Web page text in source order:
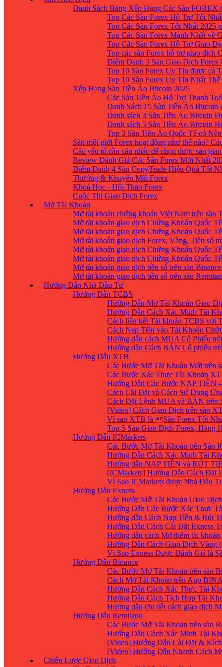
Danh Sách Bảng Xếp Hạng Các Sàn FOREX
Top Các Sàn Forex Hỗ Trợ Tốt
Top Các Sàn Forex Tốt Nhất 2025
Top Các Sàn Forex Mạnh Nhất về
Top Các Sàn Forex Hỗ Trợ Giao
Top các sàn Forex hỗ trợ giao
Điểm Danh 3 Sàn Giao Dịch
Top 10 Sàn Forex Uy Tín được cả
Top 10 Sàn Forex Uy Tín Nhất
Xếp Hạng Sàn Tiền Ảo Bitcoin 2025
Các Sàn Tiền Ảo Hỗ Trợ Thanh
Danh Sách 15 Sàn Tiền Ảo Bitcoin
Danh sách 3 Sàn Tiền Ảo Bitcoin
Danh sách 5 Sàn Tiền Ảo Bitcoin
Top 3 Sàn Tiền Ảo Quốc Tế có
Sàn môi giới Forex hoạt động như thế nào?
Các yếu tố cần cân nhắc để chọn được sàn
Review Đánh Giá Các Sàn Forex Mới Nhất
Điểm Danh 4 Sàn CopyTrade Hiệu Quả Tốt
Thưởng & Khuyến Mãi Forex
Khoá Học - Hội Thảo Forex
Cuộc Thi Giao Dịch Forex
Mở Tài Khoản
Mở tài khoản chứng khoán Việt Nam trên sàn
Mở tài khoản giao dịch Chứng Khoán Quốc
Mở tài khoản giao dịch Chứng Khoán Quốc
Mở tài khoản giao dịch Forex, Vàng, Tiền số
Mở tài khoản giao dịch Chứng Khoán Quốc
Mở tài khoản giao dịch Chứng Khoán Quốc
Mở tài khoản giao dịch tiền số trên sàn
Mở tài khoản giao dịch tiền số trên sàn
Hướng Dẫn Nhà Đầu Tư
Hướng Dẫn TCBS
Hướng Dẫn Mở Tài Khoản Giao
Hướng Dẫn Cách Xác Minh Tài
Cách liên kết Tài khoản TCBS với
Cách Nạp Tiền vào Tài Khoản
Hướng dẫn cách MUA Cổ Phiếu
Hướng dẫn Cách BÁN Cổ phiếu
Hướng Dẫn XTB
Các Bước Mở Tài Khoản Mới trên
Các Bước Xác Thực Tài Khoản
Hướng Dẫn Các Bước NẠP TIỀN
Cách Cài Đặt và Cách Sử Dụng
Cách Đặt Lệnh MUA và BÁN trên
[Video] Cách Giao Dịch trên sàn
Vì sao XTB là Sàn Forex Tốt
Top 5 Sàn Giao Dịch Forex,
Hướng Dẫn ICMarkets
Các Bước Mở Tài Khoản trên Sàn
Hướng Dẫn Cách Xác Minh Tài
Hướng dẫn NẠP TIỀN và RÚT
[ICMarkets] Hướng Dẫn Cách Đặt
Vì Sao ICMarkets được Nhà Đầu
Hướng Dẫn Exness
Các Bước Mở Tài Khoản Giao
Hướng Dẫn Các Bước Xác Thực
Hướng dẫn Cách Nạp Tiền & Rút
Hướng Dẫn Cách Cài Đặt Exness
Hướng dẫn cách Mở thêm tài
Hướng Dẫn Cách Giao Dịch Vàng
Vì Sao Exness Được Đánh Giá là
Hướng Dẫn Binance
Các Bước Mở Tài Khoản trên sàn
Cách Mở Tài Khoản trên App
Hướng Dẫn Cách Xác Thực Tài
Hướng Dẫn Cách Tích Hợp Tài
Hướng dẫn chi tiết cách giao dịch
Hướng Dẫn Remitano
Các Bước Mở Tài Khoản trên sàn
Hướng Dẫn Cách Xác Minh Tài
[Video] Hướng Dẫn Cài Đặt &
[Video] Hướng Dẫn Nhanh Cách
Chiến Lược Giao Dịch